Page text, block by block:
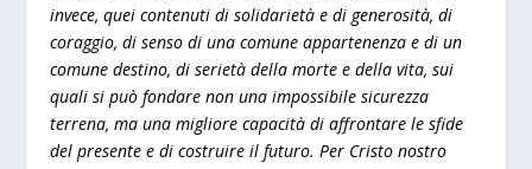
invece, quei contenuti di solidarietà e di generosità, di
coraggio, di senso di una comune appartenenza e di un
comune destino, di serietà della morte e della vita, sui
quali si può fondare non una impossibile sicurezza
terrena, ma una migliore capacità di affrontare le sfide
del presente e di costruire il futuro. Per Cristo nostro